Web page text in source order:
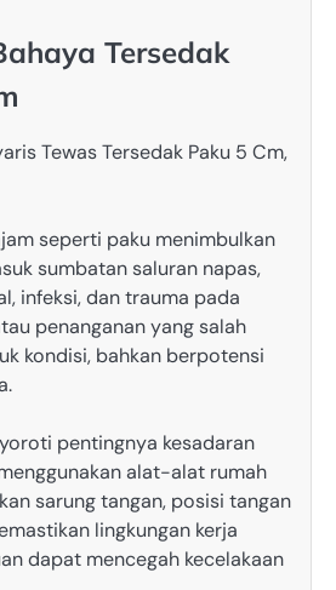
Tersedak
seperti paku menimbulkan
sumbatan saluran napas,
infeksi, dan trauma pada
penanganan yang salah
kondisi, bahkan berpotensi
pentingnya kesadaran
alat-alat rumah
sarung tangan, posisi tangan
lingkungan kerja
dapat mencegah kecelakaan